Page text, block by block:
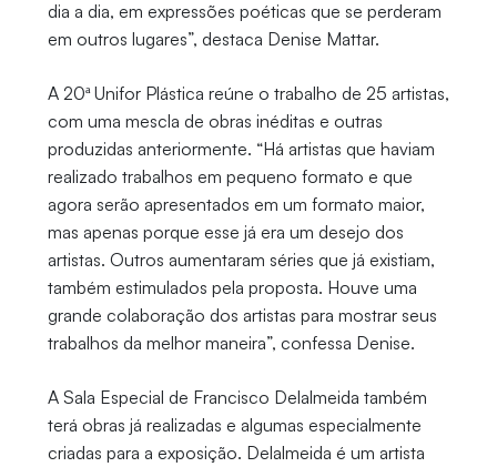
dia a dia, em expressões poéticas que se perderam
em outros lugares”, destaca Denise Mattar.
A 20ª Unifor Plástica reúne o trabalho de 25 artistas,
com uma mescla de obras inéditas e outras
produzidas anteriormente. “Há artistas que haviam
realizado trabalhos em pequeno formato e que
agora serão apresentados em um formato maior,
mas apenas porque esse já era um desejo dos
artistas. Outros aumentaram séries que já existiam,
também estimulados pela proposta. Houve uma
grande colaboração dos artistas para mostrar seus
trabalhos da melhor maneira”, confessa Denise.
A Sala Especial de Francisco Delalmeida também
terá obras já realizadas e algumas especialmente
criadas para a exposição. Delalmeida é um artista